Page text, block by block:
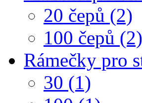
20 čepů (2)
100 čepů (2)
Rámečky pro
30 (1)